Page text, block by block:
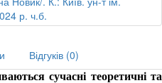
Відгуків (0)
сучасні теоретичні та